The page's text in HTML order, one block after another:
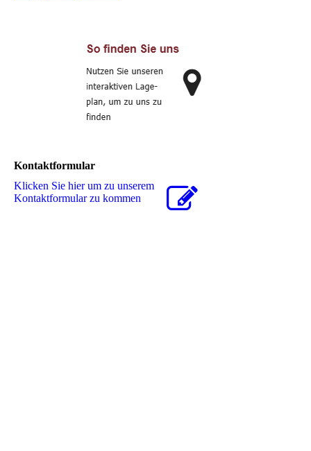
Kontaktformular
Klicken Sie hier um zu unserem
Kon­takt­for­mu­lar zu kommen